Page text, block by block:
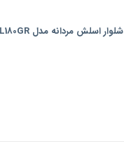
شلوار اسلش مردانه مدل SOL180GR